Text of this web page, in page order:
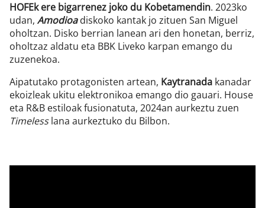
HOFEk ere bigarrenez joko du Kobetamendin. 2023ko
udan, Amodioadiskoko kantak jo zituen San Miguel
oholtzan. Disko berrian lanean ari den honetan, berriz,
oholtzaz aldatu eta BBK Liveko karpan emango du
zuzenekoa.
Aipatutako protagonisten artean, Kaytranada kanadar
ekoizleak ukitu elektronikoa emango dio gauari. House
eta R&B estiloak fusionatuta, 2024an aurkeztu zuen
Timelesslana aurkeztuko du Bilbon.